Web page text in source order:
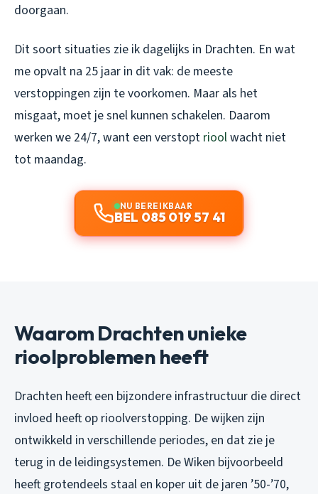
doorgaan.
Dit soort situaties zie ik dagelijks in Drachten. En wat
me opvalt na 25 jaar in dit vak: de meeste
verstoppingen zijn te voorkomen. Maar als het
misgaat, moet je snel kunnen schakelen. Daarom
werken we 24/7, want een verstopt rioolwacht niet
tot maandag.
NU BEREIKBAAR
BEL 085 019 57 41
Waarom Drachten unieke
rioolproblemen heeft
Drachten heeft een bijzondere infrastructuur die direct
invloed heeft op rioolverstopping. De wijken zijn
ontwikkeld in verschillende periodes, en dat zie je
terug in de leidingsystemen. De Wiken bijvoorbeeld
heeft grotendeels staal en koper uit de jaren ’50-’70,